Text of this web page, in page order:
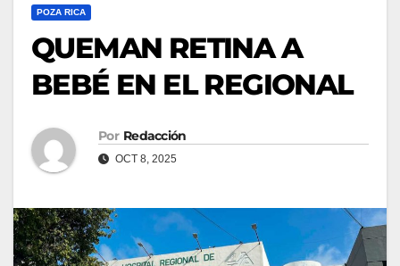
POZA RICA
QUEMAN RETINA A
BEBÉ EN EL REGIONAL
Por Redacción
OCT 8, 2025